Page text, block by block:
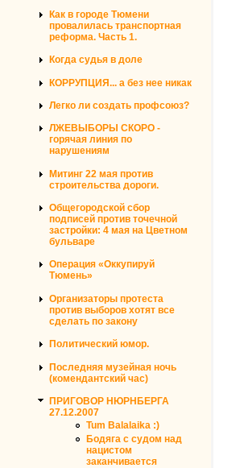
Как в городе Тюмени
провалилась транспортная
реформа. Часть 1.
Когда судья в доле
КОРРУПЦИЯ... а без нее никак
Легко ли создать профсоюз?
ЛЖЕВЫБОРЫ СКОРО -
горячая линия по
нарушениям
Митинг 22 мая против
строительства дороги.
Общегородской сбор
подписей против точечной
застройки: 4 мая на Цветном
бульваре
Операция «Оккупируй
Тюмень»
Организаторы протеста
против выборов хотят все
сделать по закону
Политический юмор.
Последняя музейная ночь
(комендантский час)
ПРИГОВОР НЮРНБЕРГА
27.12.2007
Tum Balalaika :)
Бодяга с судом над
нацистом
заканчивается